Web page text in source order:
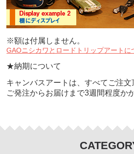
※額は付属しません。
GAOニシカワとロードトリップアート
★納期について
キャンバスアートは、すべてご注
ご発注からお届けまで3週間程度か